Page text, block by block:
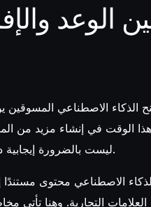
الوعد
الذكاء الاصطناعي المسوقين
الوقت في إنشاء مزيد من
ليست بالضرورة إيجابية دائمًا، فقد تؤدي إلى التشابه وزيادة التشويش على المستهلكين.
الاصطناعي محتوى
العلامات التجارية. وهنا